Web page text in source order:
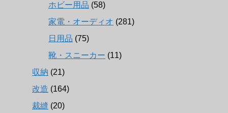
ホビー用品 (58)
家電・オーディオ (281)
日用品 (75)
靴・スニーカー (11)
収納 (21)
改造 (164)
裁縫 (20)